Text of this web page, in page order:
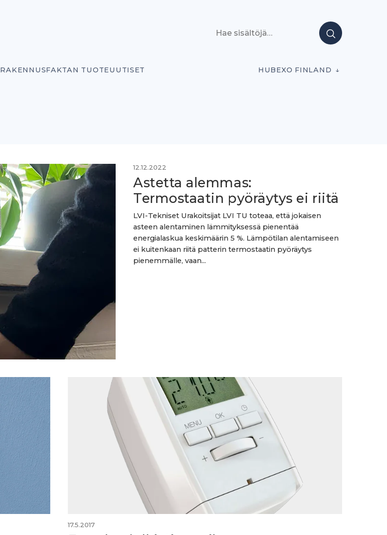
RAKENNUSFAKTAN TUOTEUUTISET HUBEXO FINLAND
12.12.2022
Astetta alemmas:
Termostaatin pyöräytys ei riitä
LVI-Tekniset Urakoitsijat LVI TU toteaa, että jokaisen
asteen alentaminen lämmityksessä pienentää
energialaskua keskimäärin 5 %. Lämpötilan alentamiseen
ei kuitenkaan riitä patterin termostaatin pyöräytys
pienemmälle, vaan...
17.5.2017